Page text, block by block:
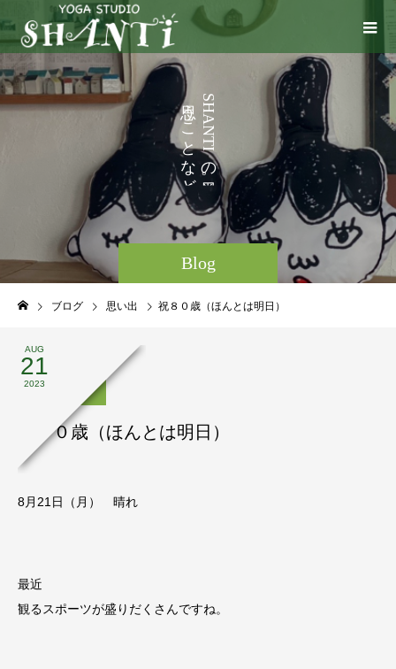
Blog
S
H
A
N
T
I
の
。
う
こ
と
な
ど
い
ろ
い
ろ
ブログ 思い出 祝８０歳（ほんとは明日）
AUG
21
2023
祝８０歳（ほんとは明日）
8月21 日（月） 晴れ
最近
観るスポーツが盛りだくさんですね。